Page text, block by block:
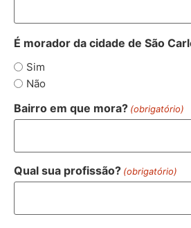
É morador da cidade de São
Sim
Não
Bairro em que mora? (obrigatório)
Qual sua profissão? (obrigatório)